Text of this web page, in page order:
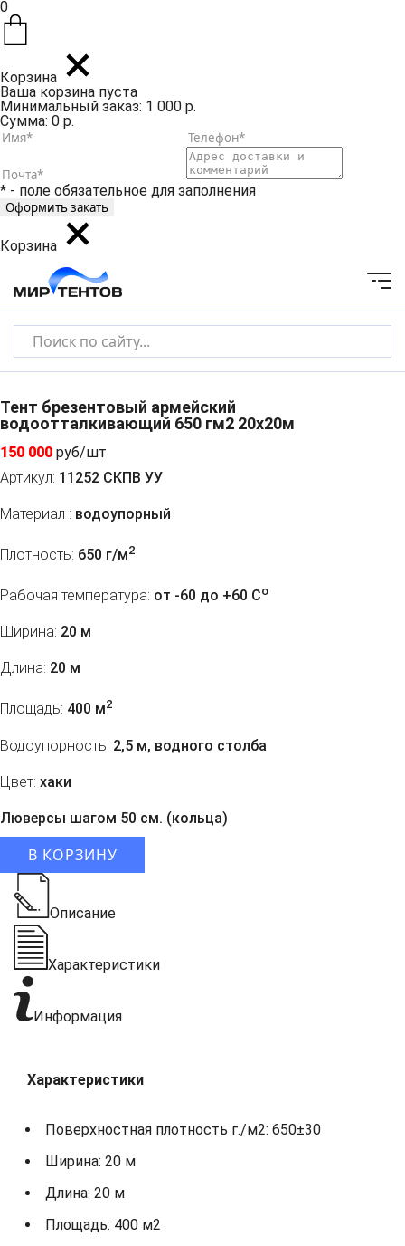
0
Корзина
Ваша корзина пуста
Минимальный заказ: 1 000 р.
Сумма: 0 р.
* - поле обязательное для заполнения
Корзина
Тент брезентовый армейский
водоотталкивающий 650 гм2 20x20м
150 000 руб/шт
Артикул: 11252 СКПВ УУ
Материал : водоупорный
Плотность: 650 г/м2
Рабочая температура: от -60 до +60 Co
Ширина: 20 м
Длина: 20 м
Площадь: 400 м2
Водоупорность: 2,5 м, водного столба
Цвет: хаки
Люверсы шагом 50 см. (кольца)
В КОРЗИНУ
Описание
Характеристики
Информация
Характеристики
Поверхностная плотность г./м2: 650±30
Ширина: 20 м
Длина: 20 м
Площадь: 400 м2